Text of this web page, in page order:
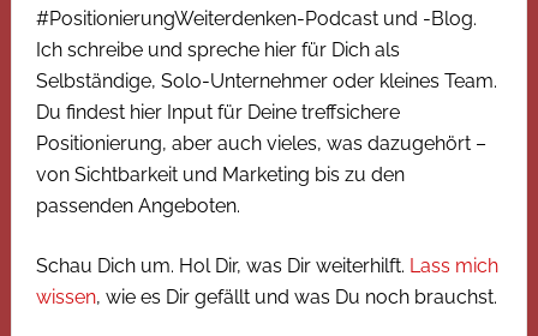
#PositionierungWeiterdenken-Podcast und -Blog.
Ich schreibe und spreche hier für Dich als
Selbständige, Solo-Unternehmer oder kleines Team.
Du findest hier Input für Deine treffsichere
Positionierung, aber auch vieles, was dazugehört –
von Sichtbarkeit und Marketing bis zu den
passenden Angeboten.
Schau Dich um. Hol Dir, was Dir weiterhilft. Lass mich
wissen, wie es Dir gefällt und was Du noch brauchst.